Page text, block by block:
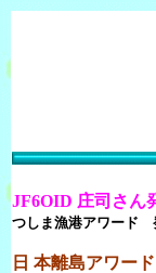
JF6OID 庄司さん
つしま漁港アワード
日 本離島アワード